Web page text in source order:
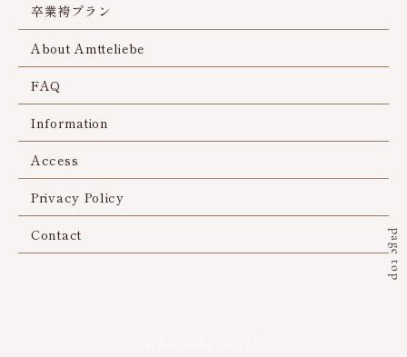
せん。
page top
卒業袴プラン
About Amtteliebe
FAQ
Information
Access
Privacy Policy
Contact